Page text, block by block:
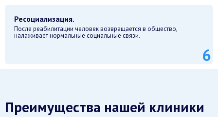
Ресоциализация.
После реабилитации человек возвращается в общество,
налаживает нормальные социальные связи.
Преимущества нашей клиники